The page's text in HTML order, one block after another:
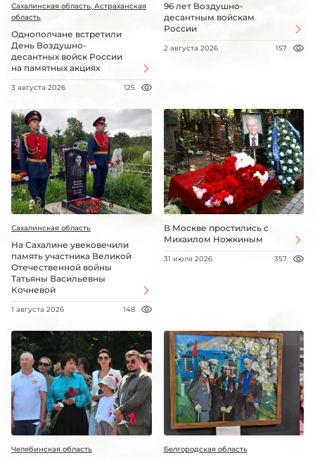
Сахалинская область, Астраханская
область
Однополчане встретили
День Воздушно-
десантных войск России
на памятных акциях
3 августа 2026 125
96 лет Воздушно-
десантным войскам
России
2 августа 2026 157
Сахалинская область
На Сахалине увековечили
память участника Великой
Отечественной войны
Татьяны Васильевны
Кочневой
1 августа 2026 148
В Москве простились с
Михаилом Ножкиным
31 июля 2026 357
Челябинская область Белгородская область